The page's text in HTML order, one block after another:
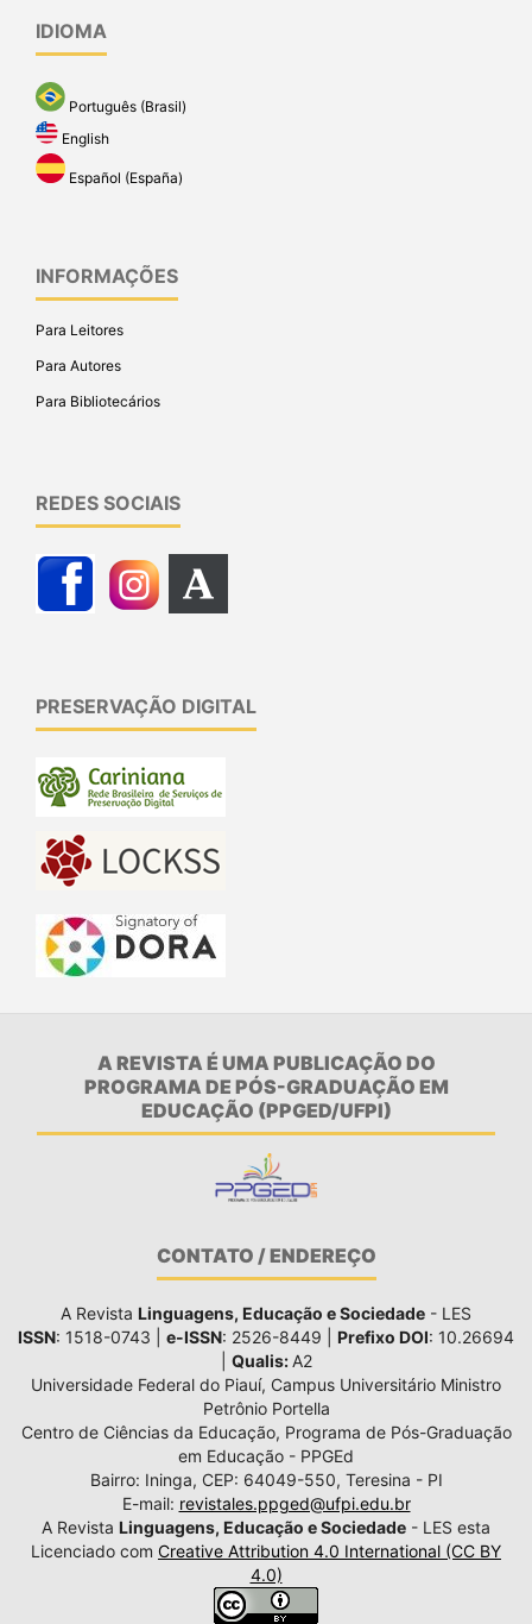
IDIOMA
Português (Brasil)
English
Español (España)
INFORMAÇÕES
Para Leitores
Para Autores
Para Bibliotecários
REDES SOCIAIS
PRESERVAÇÃO DIGITAL
A REVISTA É UMA PUBLICAÇÃO DO
PROGRAMA DE PÓS-GRADUAÇÃO EM
EDUCAÇÃO (PPGED/UFPI)
CONTATO / ENDEREÇO
A Revista Linguagens, Educação e Sociedade - LES
ISSN: 1518-0743 | e-ISSN: 2526-8449 | Prefixo DOI: 10.26694
Qualis: A2
Universidade Federal do Piauí, Campus Universitário Ministro
Petrônio Portella
Centro de Ciências da Educação, Programa de Pós-Graduação
em Educação - PPGEd
Bairro: Ininga, CEP: 64049-550, Teresina - PI
E-mail: revistales.ppged@ufpi.edu.br
A Revista Linguagens, Educação e Sociedade - LES esta
Licenciado com Creative Attribution 4.0 International (CC BY
4.0)